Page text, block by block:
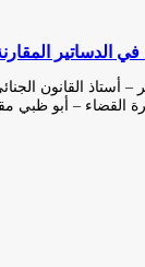
المقارنة
القانون الجنائي
– أبو ظبي